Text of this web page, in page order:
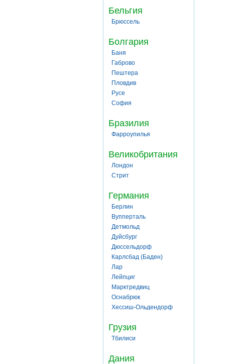
Бельгия
Брюссель
Болгария
Баня
Габрово
Пештера
Пловдив
Русе
София
Бразилия
Фарроупилья
Великобритания
Лондон
Стрит
Германия
Берлин
Вупперталь
Детмольд
Дуйсбург
Дюссельдорф
Карлсбад (Баден)
Лар
Лейпциг
Марктредвиц
Оснабрюк
Хессиш-Ольдендорф
Грузия
Тбилиси
Дания